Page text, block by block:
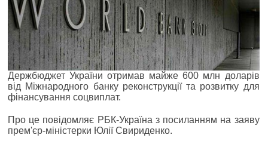
Держбюджет України отримав майже 600 млн доларів
від Міжнародного банку реконструкції та розвитку для
фінансування соцвиплат.
Про це повідомляє РБК-Україна з посиланням на заяву
прем'єр-міністерки Юлії Свириденко.